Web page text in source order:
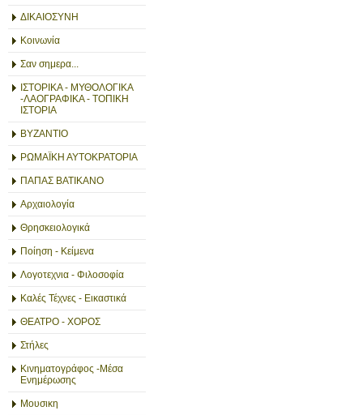
ΔΙΚΑΙΟΣΥΝΗ
Κοινωνία
Σαν σημερα...
ΙΣΤΟΡΙΚΑ - ΜΥΘΟΛΟΓΙΚΑ
-ΛΑΟΓΡΑΦΙΚΑ - ΤΟΠΙΚΗ
ΙΣΤΟΡΙΑ
ΒΥΖΑΝΤΙΟ
ΡΩΜΑΪΚΗ ΑΥΤΟΚΡΑΤΟΡΙΑ
ΠΑΠΑΣ ΒΑΤΙΚΑΝΟ
Αρχαιολογία
Θρησκειολογικά
Ποίηση - Κείμενα
Λογοτεχνια - Φιλοσοφία
Καλές Τέχνες - Εικαστικά
ΘΕΑΤΡΟ - ΧΟΡΟΣ
Στήλες
Κινηματογράφος -Μέσα
Ενημέρωσης
Μουσικη